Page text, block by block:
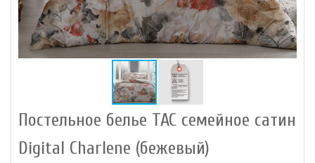
Постельное белье TAC семейное сатин
Digital Charlene (бежевый)